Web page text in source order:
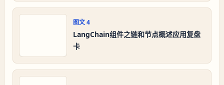
图文4
LangChain组件之链和节点概述应用复盘
卡